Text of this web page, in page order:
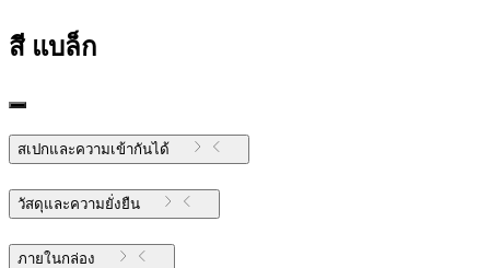
สี แบล็ก
สเปกและความเข้ากันได้
วัสดุและความยั่งยืน
ภายในกล่อง